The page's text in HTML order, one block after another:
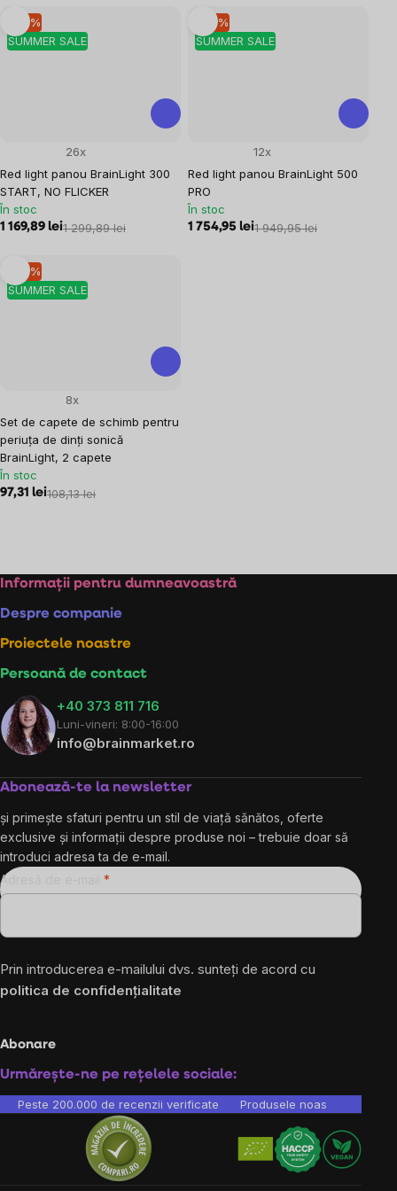
SUMMER SALE
–10 %
Red light panou BrainLight 300
START, NO FLICKER
26x
În stoc
1 169,89 lei1 299,89 lei
SUMMER SALE
–10 %
Red light panou BrainLight 500
PRO
12x
În stoc
1 754,95 lei1 949,95 lei
SUMMER SALE
–10 %
Set de capete de schimb pentru
periuța de dinți sonică
BrainLight, 2 capete
8x
În stoc
97,31 lei108,13 lei
listărilor
Subsol
Informații pentru dumneavoastră
Despre companie
Proiectele noastre
Persoană de contact
+40 373 811 716
Luni-vineri: 8:00-16:00
info@brainmarket.ro
Abonează-te la newsletter
și primește sfaturi pentru un stil de viață sănătos, oferte
exclusive și informații despre produse noi – trebuie doar să
introduci adresa ta de e-mail.
Adresă de e-mail
Prin introducerea e-mailului dvs. sunteți de acord cu
politica de confidențialitate
Abonare
Urmărește-ne pe rețelele sociale:
Peste 200.000 de recenzii verificate Produsele noastre sunt